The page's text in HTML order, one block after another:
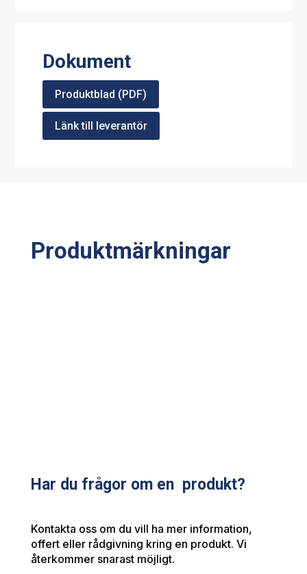
Dokument
Produktblad (PDF)
Länk till leverantör
Produktmärkningar
Har du frågor om en produkt?
Kontakta oss om du vill ha mer information,
offert eller rådgivning kring en produkt. Vi
återkommer snarast möjligt.